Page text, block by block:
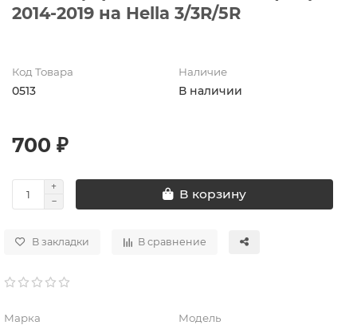
2014-2019 на Hella 3/3R/5R
Код Товара
0513
Наличие
В наличии
700 ₽
В корзину
В закладки В сравнение
Марка Модель